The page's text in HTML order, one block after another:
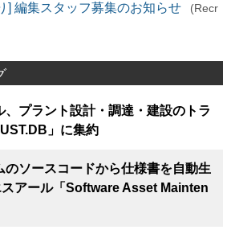
] 編集スタッフ募集のお知らせ
(Recr
、プラント設計・調達・建設のトラ
」に集約
のソースコードから仕様書を自動生
アール「Software Asset Mainten